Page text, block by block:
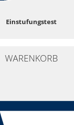
Einstufungstest
WARENKORB